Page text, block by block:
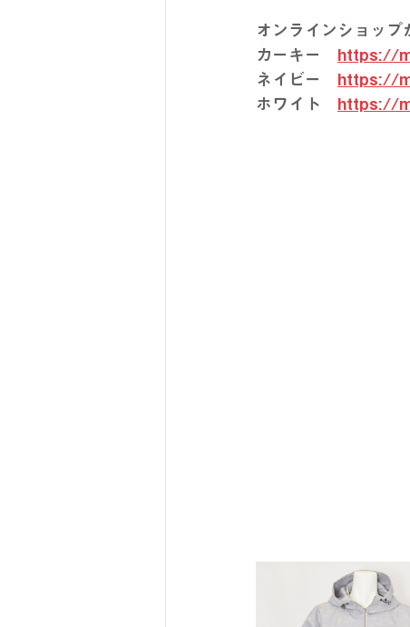
オンラインショッ
カーキー https://
ネイビー https://
ホワイト https://